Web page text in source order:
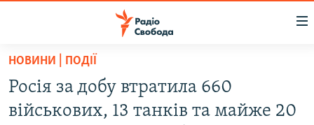
Перейти
основного
матеріалу
РАДІО СВОБОДА – 70 РОКІВ
ВСЕ ЗА ДОБУ
НОВИНИ | ПОДІЇ
Росія за добу втратила 660
військових, 13 танків та майже 20